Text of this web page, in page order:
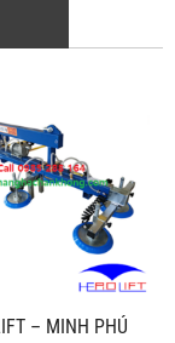
– MINH PHÚ